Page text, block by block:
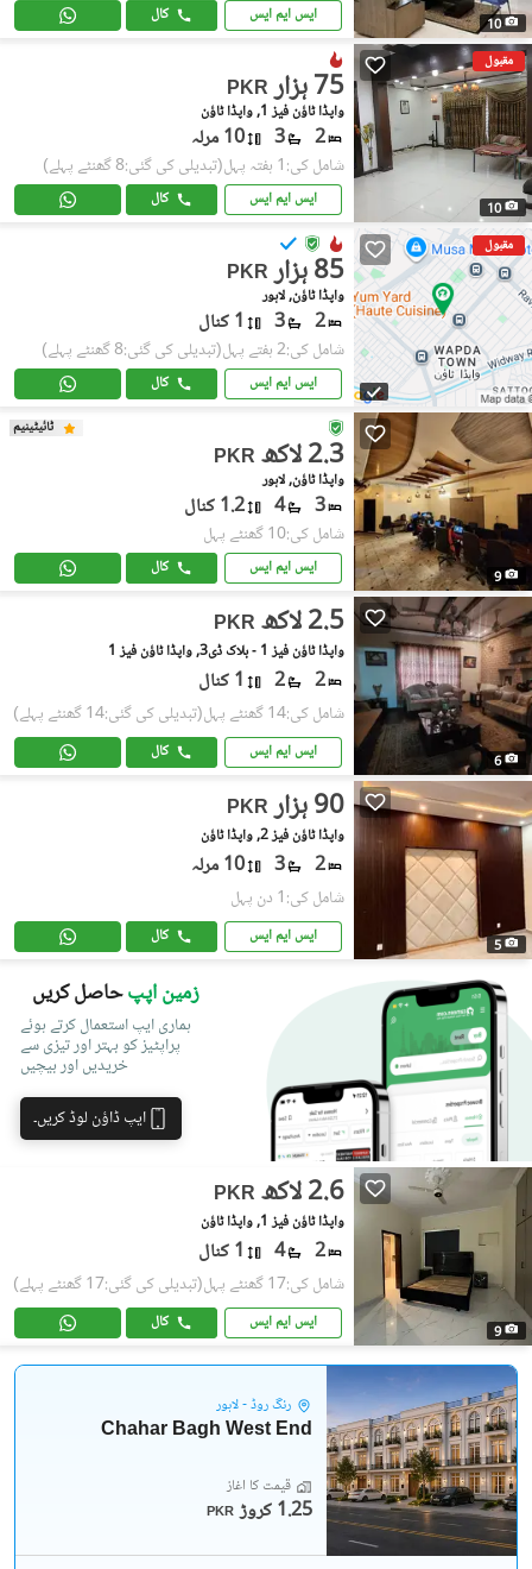
10 ایس ایم ایس کال
مقبول
10
PKR 75 ہزار
واپڈا ٹاؤن فیز 1, واپڈا ٹاؤن
2
3 10 مرلہ
شامل کی:1 ہفتہ پہل (تبدیلی کی گئی:8 گھنٹے پہلے)
ایس ایم ایس کال
مقبول
PKR 85 ہزار
واپڈا ٹاؤن, لاہور
2
3 1 کنال
شامل کی:2 ہفتے پہل (تبدیلی کی گئی:8 گھنٹے پہلے)
ایس ایم ایس کال
9
ٹائیٹینیم
PKR 2.3 لاکھ
واپڈا ٹاؤن, لاہور
3
4 1.2 کنال
شامل کی:10 گھنٹے پہل
ایس ایم ایس کال
6
PKR 2.5 لاکھ
واپڈا ٹاؤن فیز 1 - بلاک ڈی3, واپڈا ٹاؤن فیز 1
2
2 1 کنال
شامل کی:14 گھنٹے پہل (تبدیلی کی گئی:14 گھنٹے پہلے)
ایس ایم ایس کال
5
PKR 90 ہزار
واپڈا ٹاؤن فیز 2, واپڈا ٹاؤن
2
3 10 مرلہ
شامل کی:1 دن پہل
ایس ایم ایس کال
زمین اپپحاصل کریں
ہماری ایپ استعمال کرتے ہوئے
پراپٹیز کو بہتر اور تیزی سے
خریدیں اور بیچیں
ایپ ڈاؤن لوڈ کریں۔
9
PKR 2.6 لاکھ
واپڈا ٹاؤن فیز 1, واپڈا ٹاؤن
2
4 1 کنال
شامل کی:17 گھنٹے پہل (تبدیلی کی گئی:17 گھنٹے پہلے)
ایس ایم ایس کال
رِنگ روڈ - لاہور
Chahar Bagh West End
قیمت کا آغاز
PKR 1.25 کروڑ